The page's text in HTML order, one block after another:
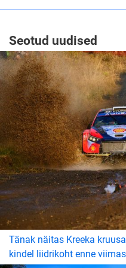
Seotud uudised
Tänak näitas Kreeka
kindel liidrikoht enne